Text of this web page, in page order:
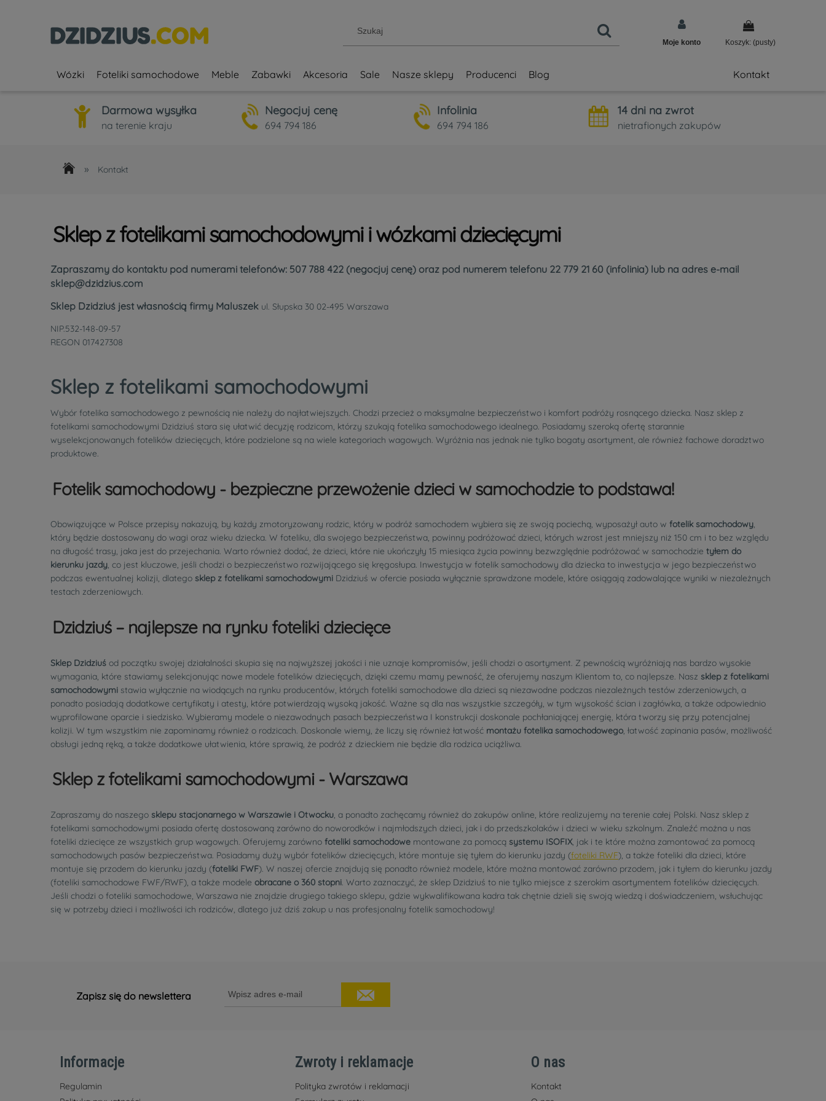
Koszyk: (pusty)
Moje konto
Wózki Foteliki samochodowe Meble Zabawki Akcesoria Sale Nasze sklepy Producenci Blog Kontakt
Darmowa wysyłka
na terenie kraju
Negocjuj cenę
694 794 186
Infolinia
694 794 186
14 dni na zwrot
nietrafionych zakupów
» Kontakt
Sklep z fotelikami samochodowymi i wózkami dziecięcymi
Zapraszamy do kontaktu pod numerami telefonów: 507 788 422 (negocjuj cenę) oraz pod numerem telefonu 22 779 21 60 (infolinia) lub na adres e-mail
sklep@dzidzius.com
Sklep Dzidziuś jest własnością firmy Maluszek ul. Słupska 30 02-495 Warszawa
NIP.532-148-09-57
REGON 017427308
Sklep z fotelikami samochodowymi
Wybór fotelika samochodowego z pewnością nie należy do najłatwiejszych. Chodzi przecież o maksymalne bezpieczeństwo i komfort podróży rosnącego dziecka. Nasz sklep z
fotelikami samochodowymi Dzidziuś stara się ułatwić decyzję rodzicom, którzy szukają fotelika samochodowego idealnego. Posiadamy szeroką ofertę starannie
wyselekcjonowanych fotelików dziecięcych, które podzielone są na wiele kategoriach wagowych. Wyróżnia nas jednak nie tylko bogaty asortyment, ale również fachowe doradztwo
produktowe.
Fotelik samochodowy - bezpieczne przewożenie dzieci w samochodzie to podstawa!
Obowiązujące w Polsce przepisy nakazują, by każdy zmotoryzowany rodzic, który w podróż samochodem wybiera się ze swoją pociechą, wyposażył auto w fotelik samochodowy,
który będzie dostosowany do wagi oraz wieku dziecka. W foteliku, dla swojego bezpieczeństwa, powinny podróżować dzieci, których wzrost jest mniejszy niż 150 cm i to bez względu
na długość trasy, jaka jest do przejechania. Warto również dodać, że dzieci, które nie ukończyły 15 miesiąca życia powinny bezwzględnie podróżować w samochodzie tyłem do
kierunku jazdy, co jest kluczowe, jeśli chodzi o bezpieczeństwo rozwijającego się kręgosłupa. Inwestycja w fotelik samochodowy dla dziecka to inwestycja w jego bezpieczeństwo
podczas ewentualnej kolizji, dlatego sklep z fotelikami samochodowymi Dzidziuś w ofercie posiada wyłącznie sprawdzone modele, które osiągają zadowalające wyniki w niezależnych
testach zderzeniowych.
Dzidziuś – najlepsze na rynku foteliki dziecięce
Sklep Dzidziuś od początku swojej działalności skupia się na najwyższej jakości i nie uznaje kompromisów, jeśli chodzi o asortyment. Z pewnością wyróżniają nas bardzo wysokie
wymagania, które stawiamy selekcjonując nowe modele fotelików dziecięcych, dzięki czemu mamy pewność, że oferujemy naszym Klientom to, co najlepsze. Nasz sklep z fotelikami
samochodowymi stawia wyłącznie na wiodących na rynku producentów, których foteliki samochodowe dla dzieci są niezawodne podczas niezależnych testów zderzeniowych, a
ponadto posiadają dodatkowe certyfikaty i atesty, które potwierdzają wysoką jakość. Ważne są dla nas wszystkie szczegóły, w tym wysokość ścian i zagłówka, a także odpowiednio
wyprofilowane oparcie i siedzisko. Wybieramy modele o niezawodnych pasach bezpieczeństwa I konstrukcji doskonale pochłaniającej energię, która tworzy się przy potencjalnej
kolizji. W tym wszystkim nie zapominamy również o rodzicach. Doskonale wiemy, że liczy się również łatwość montażu fotelika samochodowego , łatwość zapinania pasów, możliwość
obsługi jedną ręką, a także dodatkowe ułatwienia, które sprawią, że podróż z dzieckiem nie będzie dla rodzica uciążliwa.
Sklep z fotelikami samochodowymi - Warszawa
Zapraszamy do naszego sklepu stacjonarnego w Warszawie i Otwocku, a ponadto zachęcamy również do zakupów online, które realizujemy na terenie całej Polski. Nasz sklep z
fotelikami samochodowymi posiada ofertę dostosowaną zarówno do noworodków i najmłodszych dzieci, jak i do przedszkolaków i dzieci w wieku szkolnym. Znaleźć można u nas
foteliki dziecięce ze wszystkich grup wagowych. Oferujemy zarówno foteliki samochodowe montowane za pomocą systemu ISOFIX, jak i te które można zamontować za pomocą
samochodowych pasów bezpieczeństwa. Posiadamy duży wybór fotelików dziecięcych, które montuje się tyłem do kierunku jazdy (foteliki RWF), a także foteliki dla dzieci, które
montuje się przodem do kierunku jazdy (foteliki FWF). W naszej ofercie znajdują się ponadto również modele, które można montować zarówno przodem, jak i tyłem do kierunku jazdy
(foteliki samochodowe FWF/RWF), a także modele obracane o 360 stopni. Warto zaznaczyć, że sklep Dzidziuś to nie tylko miejsce z szerokim asortymentem fotelików dziecięcych.
Jeśli chodzi o foteliki samochodowe, Warszawa nie znajdzie drugiego takiego sklepu, gdzie wykwalifikowana kadra tak chętnie dzieli się swoją wiedzą i doświadczeniem, wsłuchując
się w potrzeby dzieci i możliwości ich rodziców, dlatego już dziś zakup u nas profesjonalny fotelik samochodowy!
Zapisz się do newslettera
Informacje
Regulamin
Zwroty i reklamacje
Polityka zwrotów i reklamacji
O nas
Kontakt